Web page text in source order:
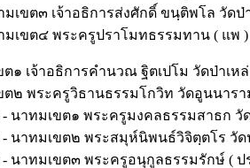
มเขต๓ เจ้าอธิการส่งศักดิ์ ขนฺติพโล วั
มเขต๔ พระครูปราโมทธรรมทาน ( แ
ต๑ เจ้าอธิการคำนวณ ฐิตเปโม วัดป่าเห
ต๒ พระครูวิธานธรรมโกวิท วัดอูนนา
- นาทมเขต๑ พระครูมงคลธรรมสาธก
- นาทมเขต๒ พระสมุห์นิพนธ์วิจิตฺตโร
- นาทมเขต๓ พระครูอนุกูลธรรมรักษ์ (